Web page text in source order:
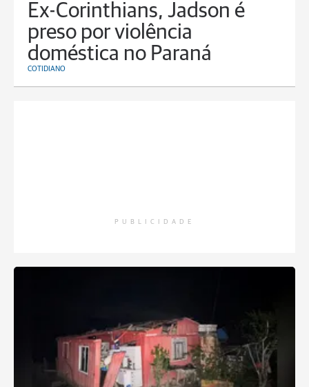
Ex-Corinthians, Jadson é
preso por violência
doméstica no Paraná
COTIDIANO
PUBLICIDADE